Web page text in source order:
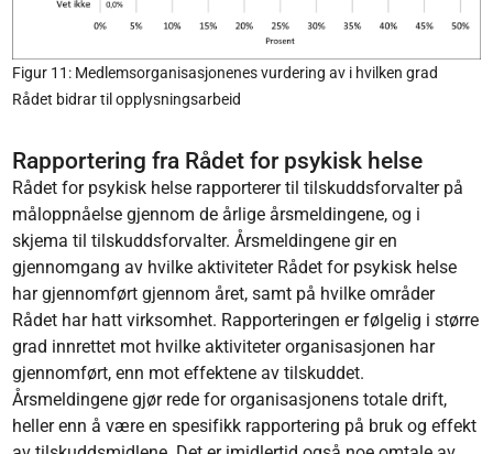
Figur 11: Medlemsorganisasjonenes vurdering av i hvilken grad
Rådet bidrar til opplysningsarbeid
Rapportering fra Rådet for psykisk helse
Rådet for psykisk helse rapporterer til tilskuddsforvalter på
måloppnåelse gjennom de årlige årsmeldingene, og i
skjema til tilskuddsforvalter. Årsmeldingene gir en
gjennomgang av hvilke aktiviteter Rådet for psykisk helse
har gjennomført gjennom året, samt på hvilke områder
Rådet har hatt virksomhet. Rapporteringen er følgelig i større
grad innrettet mot hvilke aktiviteter organisasjonen har
gjennomført, enn mot effektene av tilskuddet.
Årsmeldingene gjør rede for organisasjonens totale drift,
heller enn å være en spesifikk rapportering på bruk og effekt